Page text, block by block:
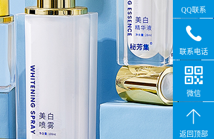
QQ联系
联系电话
微信
返回顶部